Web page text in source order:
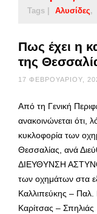
Tags | Αλυσίδες
Πως έχει η
της
17 ΦΕΒΡΟΥΑΡΊΟΥ,
Από τη Γενική
ανακοινώνεται
κυκλοφορία των
Θεσσαλίας, ανά
ΔΙΕΥΘΥΝΣΗ
των οχημάτων στα
Καλλιπεύκης – Παλ.
Καρίτσας – Σπηλιάς